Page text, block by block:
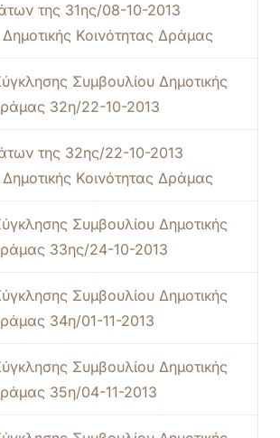
της 31ης/08-10-2013
Κοινότητας Δράμας
Συμβουλίου Δημοτικής
32η/22-10-2013
της 32ης/22-10-2013
Κοινότητας Δράμας
Συμβουλίου Δημοτικής
33ης/24-10-2013
Συμβουλίου Δημοτικής
34η/01-11-2013
Συμβουλίου Δημοτικής
35η/04-11-2013